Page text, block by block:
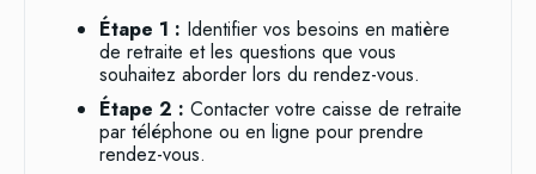
Étape 1 : Identifier vos besoins en matière
de retraite et les questions que vous
souhaitez aborder lors du rendez-vous.
Étape 2 : Contacter votre caisse de retraite
par téléphone ou en ligne pour prendre
rendez-vous.